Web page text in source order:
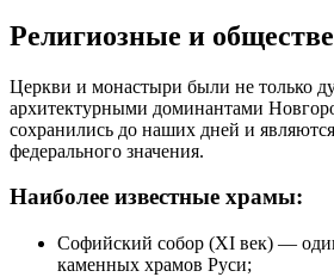
Религиозные и
Церкви и монастыри были не только
архитектурными доминантами
сохранились до наших дней и
федерального значения.
Наиболее известные храмы:
Софийский собор (XI век) —
каменных храмов Руси;